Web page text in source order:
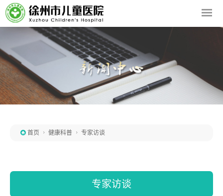
 首页  健康科普  专家访谈
专家访谈